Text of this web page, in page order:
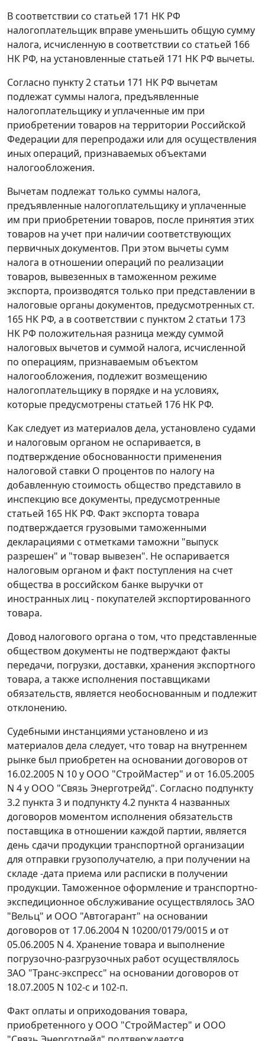
В соответствии со статьей 171 НК РФ
налогоплательщик вправе уменьшить общую сумму
налога, исчисленную в соответствии со статьей 166
НК РФ, на установленные статьей 171 НК РФ вычеты.
Согласно пункту 2 статьи 171 НК РФ вычетам
подлежат суммы налога, предъявленные
налогоплательщику и уплаченные им при
приобретении товаров на территории Российской
Федерации для перепродажи или для осуществления
иных операций, признаваемых объектами
налогообложения.
Вычетам подлежат только суммы налога,
предъявленные налогоплательщику и уплаченные
им при приобретении товаров, после принятия этих
товаров на учет при наличии соответствующих
первичных документов. При этом вычеты сумм
налога в отношении операций по реализации
товаров, вывезенных втаможенном режиме
экспорта, производятся только при представлении в
налоговые органы документов, предусмотренных ст.
165 НК РФ, а в соответствии с пунктом 2 статьи 173
НК РФ положительная разница между суммой
налоговых вычетов и суммой налога, исчисленной
по операциям, признаваемым объектом
налогообложения, подлежит возмещению
налогоплательщику в порядке и на условиях,
которые предусмотрены статьей 176 НК РФ.
Как следует из материалов дела, установлено судами
и налоговым органом не оспаривается, в
подтверждение обоснованности применения
налоговой ставки О процентов по налогу на
добавленную стоимость общество представило в
инспекцию все документы, предусмотренные
статьей 165 НК РФ. Факт экспорта товара
подтверждается грузовыми таможенными
декларациями с отметками таможни "выпуск
разрешен" и "товар вывезен". Не оспаривается
налоговым органом и факт поступления на счет
общества в российском банке выручки от
иностранных лиц - покупателей экспортированного
товара.
Довод налогового органа о том, что представленные
обществом документы не подтверждают факты
передачи, погрузки, доставки, хранения экспортного
товара, а также исполнения поставщиками
обязательств, является необоснованным и подлежит
отклонению.
Судебными инстанциями установлено и из
материалов дела следует, что товар на внутреннем
рынке был приобретен на основании договоров от
16.02.2005 N 10 у ООО "СтройМастер" и от 16.05.2005
N 4 у ООО "Связь Энерготрейд". Согласно подпункту
3.2 пункта 3 и подпункту 4.2 пункта 4 названных
договоров моментом исполнения обязательств
поставщика в отношении каждой партии, является
день сдачи продукции транспортной организации
для отправки грузополучателю, а при получении на
складе -дата приема или расписки в получении
продукции. Таможенное оформление и транспортно-
экспедиционное обслуживание осуществлялось ЗАО
"Вельц" и ООО "Автогарант" на основании
договоров от 17.06.2004 N 10200/0179/0015 и от
05.06.2005 N 4. Хранение товара и выполнение
погрузочно-разгрузочных работ осуществлялось
ЗАО "Транс-экспресс" на основании договоров от
18.07.2005 N 102-с и 102-п.
Факт оплаты и оприходования товара,
приобретенного у ООО "СтройМастер" и ООО